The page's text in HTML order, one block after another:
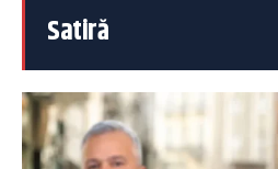
Satiră